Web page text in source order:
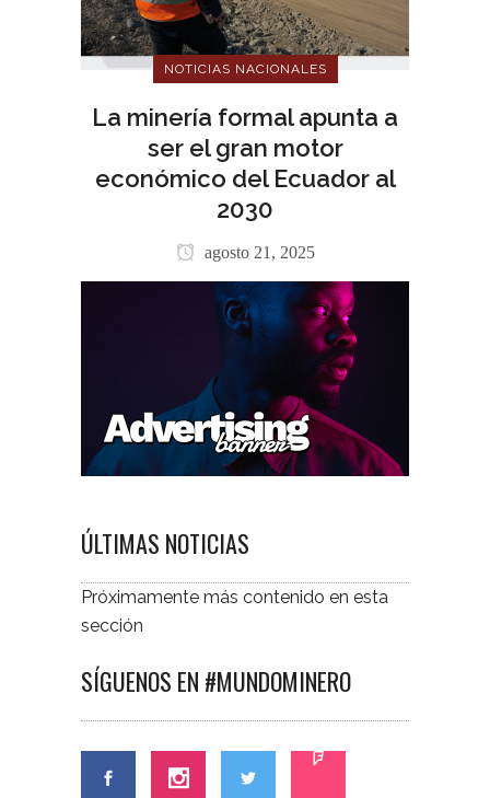
NOTICIAS NACIONALES
La minería formal apunta a
ser el gran motor
económico del Ecuador al
2030
agosto 21, 2025
ÚLTIMAS NOTICIAS
Próximamente más contenido en esta
sección
SÍGUENOS EN #MUNDOMINERO